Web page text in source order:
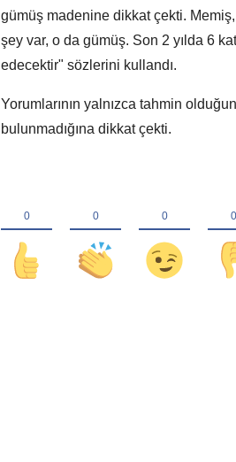
gümüş madenine dikkat çekti.
şey var, o da gümüş. Son 2 yılda 6
edecektir" sözlerini kullandı.
Yorumlarının yalnızca tahmin
bulunmadığına dikkat çekti.